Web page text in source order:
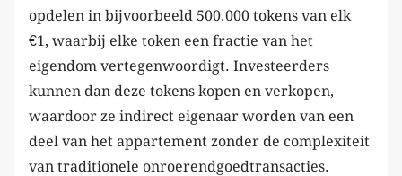
opdelen in bijvoorbeeld 500.000 tokens van elk
€1, waarbij elke token een fractie van het
eigendom vertegenwoordigt. Investeerders
kunnen dan deze tokens kopen en verkopen,
waardoor ze indirect eigenaar worden van een
deel van het appartement zonder de complexiteit
van traditionele onroerendgoedtransacties.